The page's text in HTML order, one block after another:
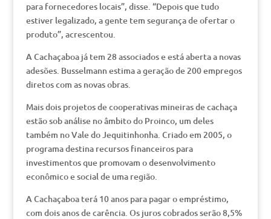
para fornecedores locais”, disse. “Depois que tudo
estiver legalizado, a gente tem segurança de ofertar o
produto”, acrescentou.
A Cachaçaboa já tem 28 associados e está aberta a novas
adesões. Busselmann estima a geração de 200 empregos
diretos com as novas obras.
Mais dois projetos de cooperativas mineiras de cachaça
estão sob análise no âmbito do Proinco, um deles
também no Vale do Jequitinhonha. Criado em 2005, o
programa destina recursos financeiros para
investimentos que promovam o desenvolvimento
econômico e social de uma região.
A Cachaçaboa terá 10 anos para pagar o empréstimo,
com dois anos de carência. Os juros cobrados serão 8,5%